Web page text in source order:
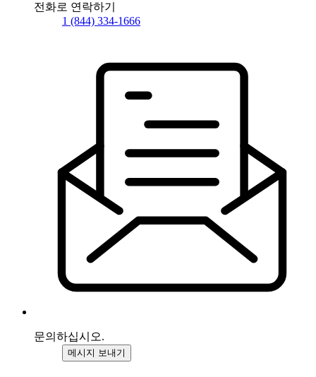
전화로 연락하기
1 (844) 334-1666
문의하십시오.
메시지 보내기